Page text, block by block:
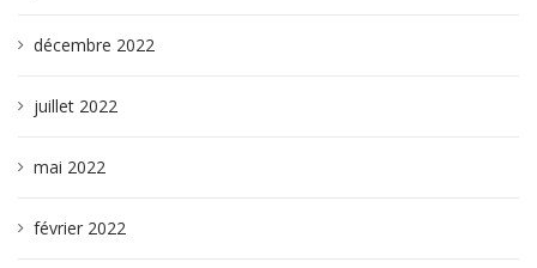
décembre 2022
juillet 2022
mai 2022
février 2022